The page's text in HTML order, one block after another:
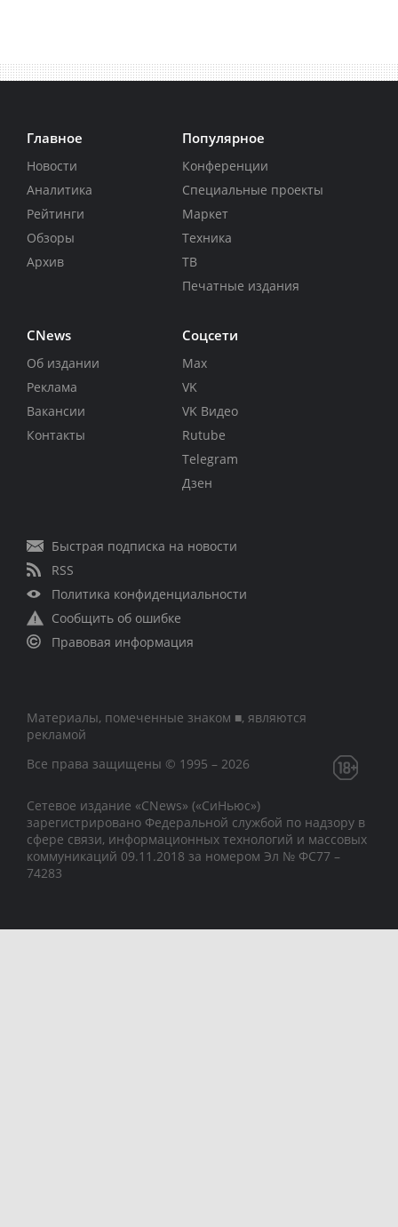
Главное
Новости
Аналитика
Рейтинги
Обзоры
Архив
Популярное
Конференции
Специальные проекты
Маркет
Техника
ТВ
Печатные издания
CNews
Об издании
Реклама
Вакансии
Контакты
Соцсети
Max
VK
VK Видео
Rutube
Telegram
Дзен
Быстрая подписка на новости
RSS
Политика конфиденциальности
Сообщить об ошибке
Правовая информация
Материалы, помеченные знаком ■, являются
рекламой
Все права защищены © 1995 – 2026
Сетевое издание «CNews» («СиНьюс»)
зарегистрировано Федеральной службой по надзору в
сфере связи, информационных технологий и массовых
коммуникаций 09.11.2018 за номером Эл № ФС77 –
74283